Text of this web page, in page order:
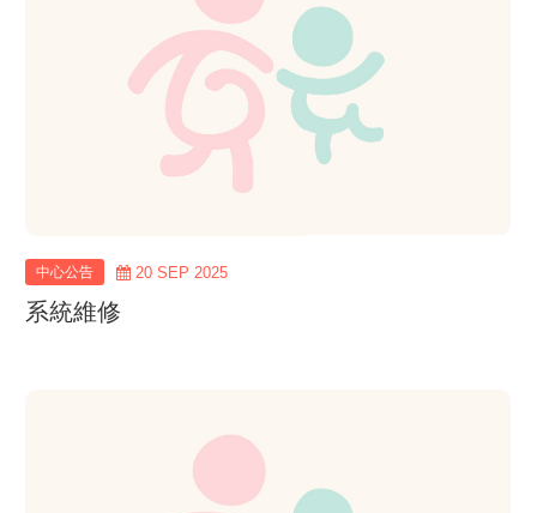
中心公告 20 SEP 2025
系統維修
view
more